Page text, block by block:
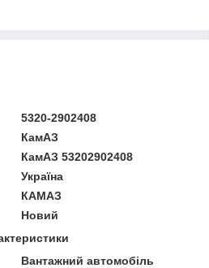
5320-2902408
КамАЗ
КамАЗ 53202902408
Україна
КАМАЗ
Новий
Вантажний автомобіль